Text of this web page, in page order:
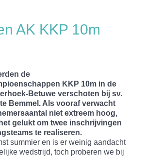
AK KKP 10m
de
KKP 10m in de
Betuwe verschoten bij sv.
Bemmel. Als vooraf verwacht
niet extreem hoog,
gelukt om twee inschrijvingen
te realiseren.
summier en is er weinig aandacht
wedstrijd, toch proberen we bij